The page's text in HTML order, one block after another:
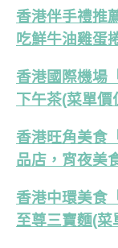
香港伴手禮推
吃鮮牛油雞蛋
香港國際機場
下午茶(菜單價
香港旺角美食
品店，宵夜美
香港中環美食
至尊三寶麵(菜